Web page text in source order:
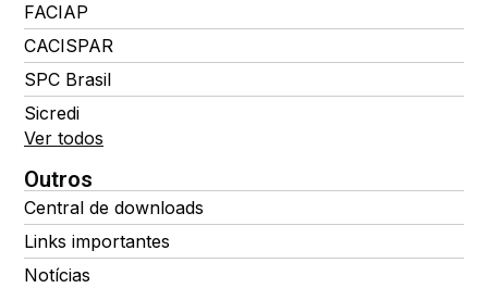
FACIAP
CACISPAR
SPC Brasil
Sicredi
Ver todos
Outros
Central de downloads
Links importantes
Notícias